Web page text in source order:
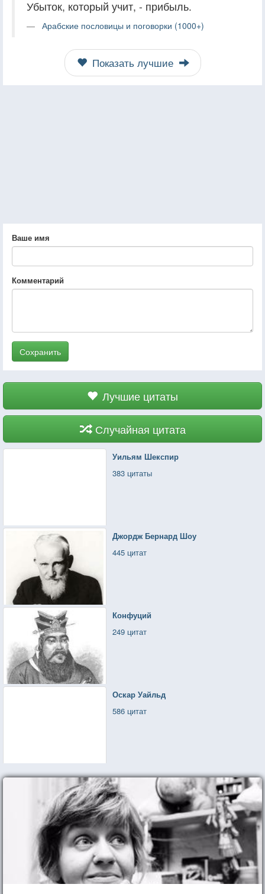
Убыток, который учит, - прибыль.
Арабские пословицы и поговорки (1000+)
Показать лучшие
Ваше имя
Комментарий
Сохранить
Лучшие цитаты
Случайная цитата
Уильям Шекспир
383 цитаты
Джордж Бернард Шоу
445 цитат
Конфуций
249 цитат
Оскар Уайльд
586 цитат